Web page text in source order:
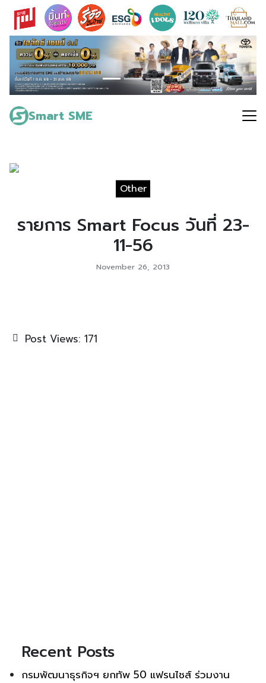
Skip
content
Smart SME
Search
for:
Other
รายการ Smart Focus วันที่ 23-
11-56
November 26, 2013
Post Views: 171
Recent Posts
กรมพัฒนาธุรกิจฯ ยกทัพ 50 แฟรนไชส์ ร่วมงาน